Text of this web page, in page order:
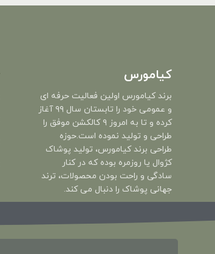
کیامورس
برند کیامورس اولین فعالیت حرفه ای
و عمومی خود را تابستان سال ۹۹ آغاز
کرده و تا به امروز ۹ کالکشن موفق را
طراحی و تولید نموده است.حوزه
طراحی برند کیامورس، تولید پوشاک
کژوال یا روزمره بوده که در کنار
سادگی و راحت بودن محصولات، ترند
جهانی پوشاک را دنبال می کند.